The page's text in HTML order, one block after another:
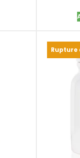
Rupture